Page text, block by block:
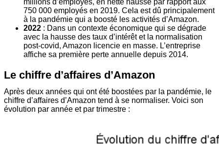
750 000 employés en 2019. Cela est dû principalement
à la pandémie qui a boosté les activités d’Amazon.
2022 : Dans un contexte économique qui se dégrade
avec la hausse des taux d’intérêt et la normalisation
post-covid, Amazon licencie en masse. L’entreprise
affiche sa première perte annuelle depuis 2014.
Le chiffre d’affaires d’Amazon
Après deux années qui ont été boostées par la pandémie, le
chiffre d’affaires d’Amazon tend à se normaliser. Voici son
évolution par année et par trimestre :